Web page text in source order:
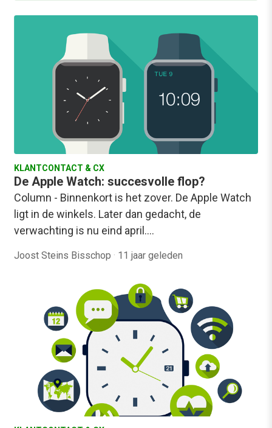
KLANTCONTACT & CX
De Apple Watch: succesvolle flop?
Column - Binnenkort is het zover. De Apple Watch
ligt in de winkels. Later dan gedacht, de
verwachting is nu eind april.…
Joost Steins Bisschop · 11 jaar geleden